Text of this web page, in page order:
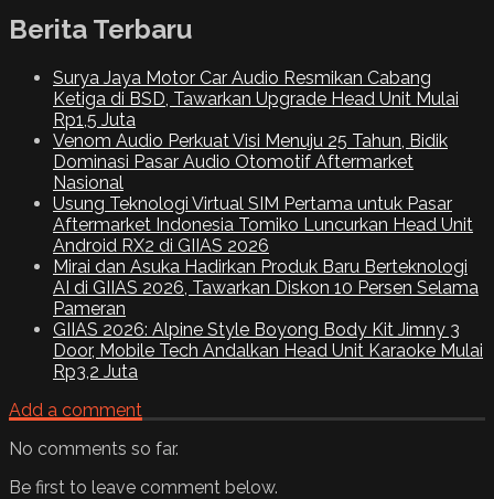
Berita Terbaru
Surya Jaya Motor Car Audio Resmikan Cabang
Ketiga di BSD, Tawarkan Upgrade Head Unit Mulai
Rp1,5 Juta
Venom Audio Perkuat Visi Menuju 25 Tahun, Bidik
Dominasi Pasar Audio Otomotif Aftermarket
Nasional
Usung Teknologi Virtual SIM Pertama untuk Pasar
Aftermarket Indonesia Tomiko Luncurkan Head Unit
Android RX2 di GIIAS 2026
Mirai dan Asuka Hadirkan Produk Baru Berteknologi
AI di GIIAS 2026, Tawarkan Diskon 10 Persen Selama
Pameran
GIIAS 2026: Alpine Style Boyong Body Kit Jimny 3
Door, Mobile Tech Andalkan Head Unit Karaoke Mulai
Rp3,2 Juta
Add a comment
No comments so far.
Be first to leave comment below.